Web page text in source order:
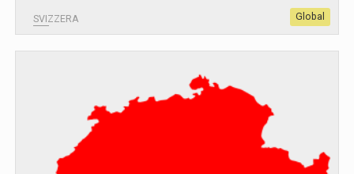
SVIZZERA Global